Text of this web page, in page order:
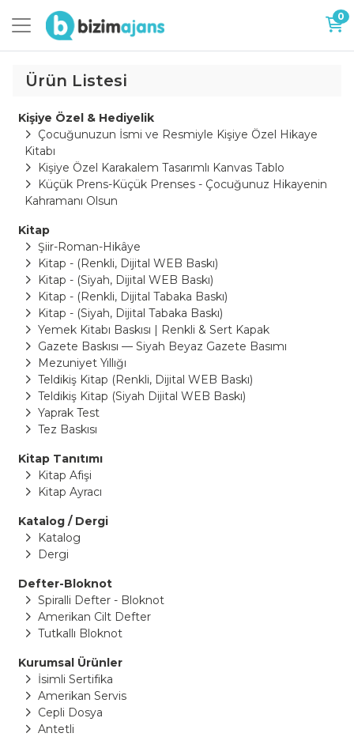
0
Ürün Listesi
Kişiye Özel & Hediyelik
Çocuğunuzun İsmi ve Resmiyle Kişiye Özel Hikaye
Kitabı
Kişiye Özel Karakalem Tasarımlı Kanvas Tablo
Küçük Prens-Küçük Prenses - Çocuğunuz Hikayenin
Kahramanı Olsun
Kitap
Şiir-Roman-Hikâye
Kitap - (Renkli, Dijital WEB Baskı)
Kitap - (Siyah, Dijital WEB Baskı)
Kitap - (Renkli, Dijital Tabaka Baskı)
Kitap - (Siyah, Dijital Tabaka Baskı)
Yemek Kitabı Baskısı | Renkli & Sert Kapak
Gazete Baskısı — Siyah Beyaz Gazete Basımı
Mezuniyet Yıllığı
Teldikiş Kitap (Renkli, Dijital WEB Baskı)
Teldikiş Kitap (Siyah Dijital WEB Baskı)
Yaprak Test
Tez Baskısı
Kitap Tanıtımı
Kitap Afişi
Kitap Ayracı
Katalog / Dergi
Katalog
Dergi
Defter-Bloknot
Spiralli Defter - Bloknot
Amerikan Cilt Defter
Tutkallı Bloknot
Kurumsal Ürünler
İsimli Sertifika
Amerikan Servis
Cepli Dosya
Antetli